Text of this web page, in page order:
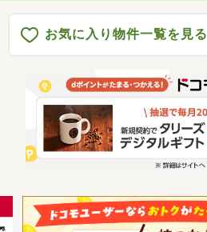
お気に入り物件一覧を見る